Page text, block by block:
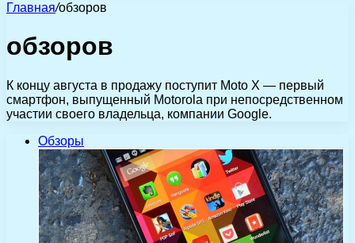
Главная/обзоров
обзоров
К концу августа в продажу поступит Moto X — первый
смартфон, выпущенный Motorola при непосредственном
участии своего владельца, компании Google.
Обзоры